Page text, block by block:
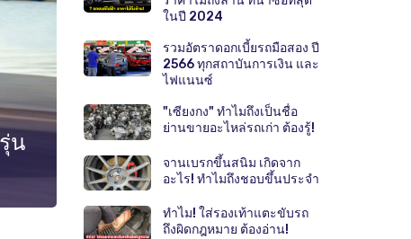
น
ในปี 2024
รวมอัตราดอกเบี้ยรถมือสอง ปี
2566 ทุกสถาบันการเงิน และ
ไฟแนนซ์
"เซียงกง" ทำไมถึงเป็นชื่อ
ย่านขายอะไหล่รถเก่า ต้องรู้!
จานเบรกขึ้นสนิม เกิดจาก
อะไร! ทำไมถึงชอบขึ้นประจำ
ทำไม! ใส่รองเท้าแตะขับรถ
ถึงผิดกฎหมาย ต้องอ่าน!